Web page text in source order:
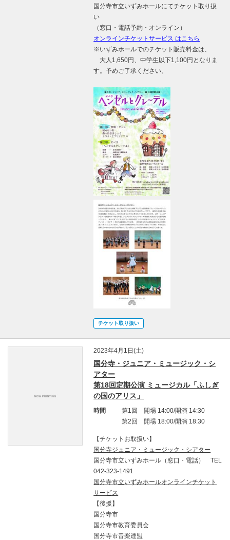
国分寺市立いずみホールにてチケット取り扱
い
（窓口・電話予約・オンライン）
オンラインチケットサービス はこちら
※いずみホールでのチケット販売料金は、
大人1,650円、中学生以下1,100円となりま
す。予めご了承ください。
チケット取り扱い
2023年4月1日(土)
国分寺・ジュニア・ミュージック・シ
アター
第18回定期公演 ミュージカル「ふしぎ
の国のアリス」
時間
第1回 開場 14:00/開演 14:30
第2回 開場 18:00/開演 18:30
【チケットお取扱い】
国分寺ジュニア・ミュージック・シアター
国分寺市立いずみホール（窓口・電話） TEL
042-323-1491
国分寺市立いずみホールオンラインチケット
サービス
【後援】
国分寺市
国分寺市教育委員会
国分寺市音楽連盟